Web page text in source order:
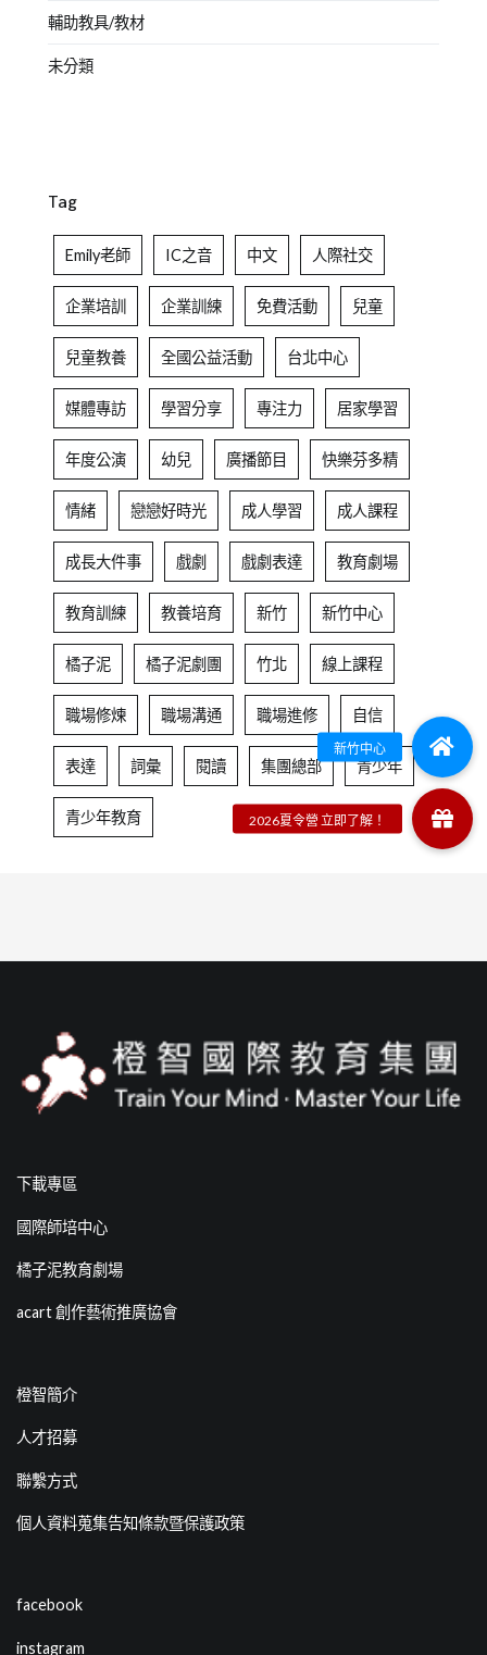
輔助教具/教材
未分類
Tag
Emily老師 IC之音 中文 人際社交
企業培訓 企業訓練 免費活動 兒童
兒童教養 全國公益活動 台北中心
媒體專訪 學習分享 專注力 居家學習
年度公演 幼兒 廣播節目 快樂芬多精
情緒 戀戀好時光 成人學習 成人課程
成長大件事 戲劇 戲劇表達 教育劇場
教育訓練 教養培育 新竹 新竹中心
橘子泥 橘子泥劇團 竹北 線上課程
職場修煉 職場溝通 職場進修 自信
表達 詞彙 閱讀 集團總部 青少年
青少年教育
下載專區
國際師培中心
橘子泥教育劇場
acart 創作藝術推廣協會
橙智簡介
人才招募
聯繫方式
個人資料蒐集告知條款暨保護政策
facebook
instagram